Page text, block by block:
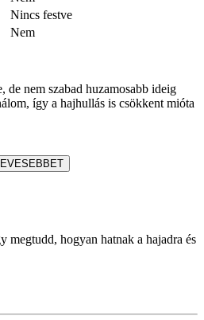
Nincs festve
Nem
de nem szabad huzamosabb ideig
így a hajhullás is csökkent mióta
megtudd, hogyan hatnak a hajadra és